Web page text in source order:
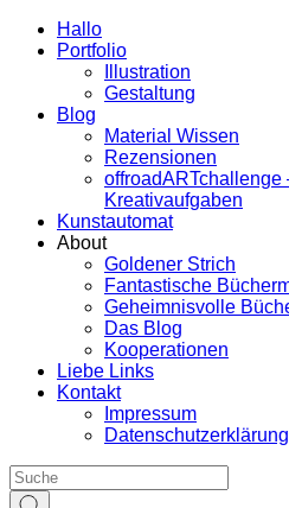
Hallo
Portfolio
Illustration
Gestaltung
Blog
Material Wissen
Rezensionen
offroadARTchallenge
Kreativaufgaben
Kunstautomat
About
Goldener Strich
Fantastische
Geheimnisvolle
Das Blog
Kooperationen
Liebe Links
Kontakt
Impressum
Datenschutzerklärung